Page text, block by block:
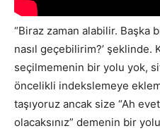
“Biraz zaman alabilir. Başka
nasıl geçebilirim?’ şeklinde.
seçilmemenin bir yolu yok,
öncelikli indekslemeye
taşıyoruz ancak size “Ah
olacaksınız” demenin bir